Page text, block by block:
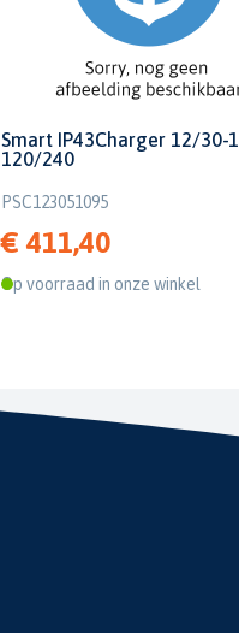
Smart IP43Charger 12/30-1
120/240
PSC123051095
€ 411,40
Op voorraad in onze winkel